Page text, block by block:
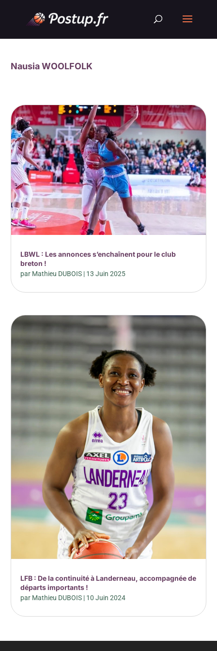
Nausia WOOLFOLK
LBWL : Les annonces s’enchaînent pour le club
breton !
par Mathieu DUBOIS | 13 Juin 2025
LFB : De la continuité à Landerneau, accompagnée de
départs importants !
par Mathieu DUBOIS | 10 Juin 2024